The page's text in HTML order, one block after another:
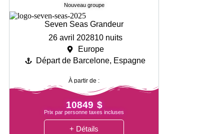
Nouveau groupe
Seven Seas Grandeur
26 avril 202810 nuits
Europe
Départ de Barcelone, Espagne
À partir de :
10849 $
Prix par personne taxes incluses
+ Détails